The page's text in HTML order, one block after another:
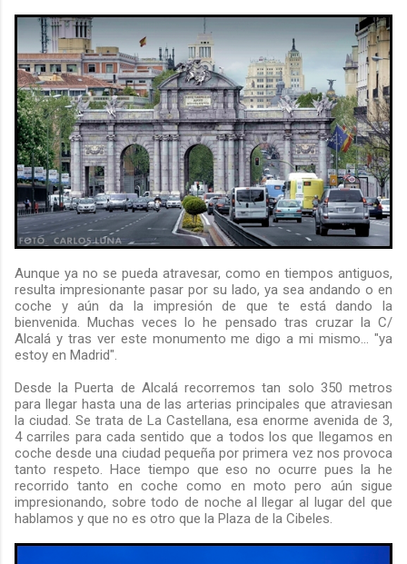
Aunque ya no se pueda atravesar, como en tiempos antiguos,
resulta impresionante pasar por su lado, ya sea andando o en
coche y aún da la impresión de que te está dando la
bienvenida. Muchas veces lo he pensado tras cruzar la C/
Alcalá y tras ver este monumento me digo a mi mismo... "ya
estoy en Madrid".
Desde la Puerta de Alcalá recorremos tan solo 350 metros
para llegar hasta una de las arterias principales que atraviesan
la ciudad. Se trata de La Castellana, esa enorme avenida de 3,
4 carriles para cada sentido que a todos los que llegamos en
coche desde una ciudad pequeña por primera vez nos provoca
tanto respeto. Hace tiempo que eso no ocurre pues la he
recorrido tanto en coche como en moto pero aún sigue
impresionando, sobre todo de noche al llegar al lugar del que
hablamos y que no es otro que la Plaza de la Cibeles.